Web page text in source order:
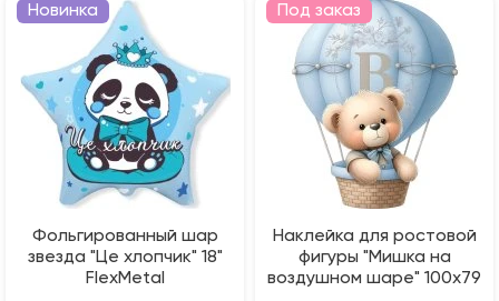
Новинка
Фольгированный шар
звезда "Це хлопчик" 18"
FlexMetal
Под заказ
Наклейка для ростовой
фигуры "Мишка на
воздушном шаре" 100х79